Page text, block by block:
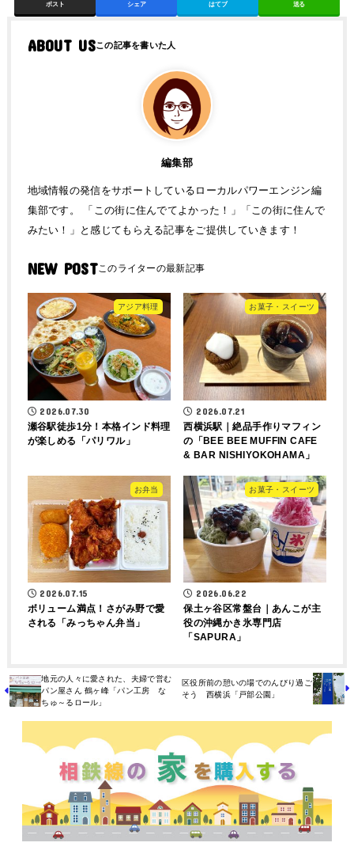
ポスト シェア はてブ 送る
ABOUT US
編集部
地域情報の発信をサポートしているローカルパワーエンジン編
集部です。 「この街に住んでてよかった！」「この街に住んで
みたい！」と感じてもらえる記事をご提供していきます！
NEW POST
アジア料理
2026.07.30
瀬谷駅徒歩1分！本格インド料理
が楽しめる「パリワル」
お菓子・スイーツ
2026.07.21
西横浜駅｜絶品手作りマフィン
の「BEE BEE MUFFIN CAFE
& BAR NISHIYOKOHAMA」
お弁当
2026.07.15
ボリューム満点！さがみ野で愛
される「みっちゃん弁当」
お菓子・スイーツ
2026.06.22
保土ヶ谷区常盤台｜あんこが主
役の沖縄かき氷専門店
「SAPURA」
地元の人々に愛された、夫婦で営む
パン屋さん 鶴ヶ峰「パン工房 な
ちゅ～るロール」
区役所前の憩いの場でのんびり過ご
そう 西横浜「戸部公園」